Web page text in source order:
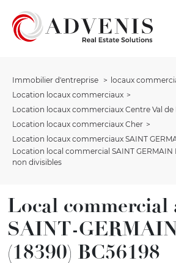
Immobilier d'entreprise
locaux
Location locaux commerciaux
Location locaux commerciaux Centre Val de
Location locaux commerciaux Cher
Location locaux commerciaux SAINT
Location local commercial SAINT GERMAIN
non divisibles
Local commercial
SAINT-
(18390) BC56198